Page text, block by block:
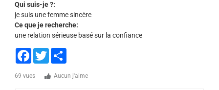
Qui suis-je ?:
je suis une femme sincère
Ce que je recherche:
une relation sérieuse basé sur la confiance
Facebook
Twitter
69 vues Aucun j'aime